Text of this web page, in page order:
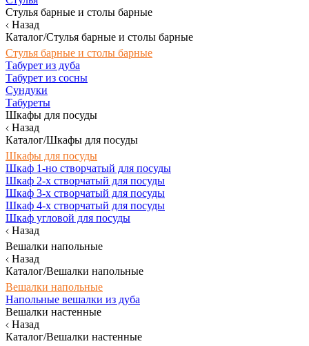
Стулья барные и столы барные
Назад
Каталог/Стулья барные и столы барные
Стулья барные и столы барные
Табурет из дуба
Табурет из сосны
Сундуки
Табуреты
Шкафы для посуды
Назад
Каталог/Шкафы для посуды
Шкафы для посуды
Шкаф 1-но створчатый для посуды
Шкаф 2-х створчатый для посуды
Шкаф 3-х створчатый для посуды
Шкаф 4-х створчатый для посуды
Шкаф угловой для посуды
Назад
Вешалки напольные
Назад
Каталог/Вешалки напольные
Вешалки напольные
Напольные вешалки из дуба
Вешалки настенные
Назад
Каталог/Вешалки настенные